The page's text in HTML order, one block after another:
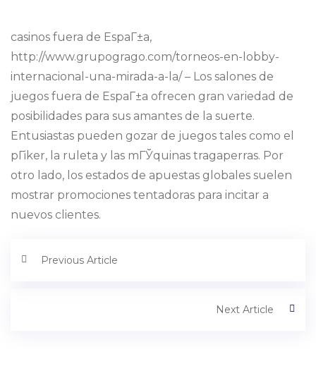
casinos fuera de EspaГ±a,
http://www.grupogrago.com/torneos-en-lobby-
internacional-una-mirada-a-la/ – Los salones de
juegos fuera de EspaГ±a ofrecen gran variedad de
posibilidades para sus amantes de la suerte.
Entusiastas pueden gozar de juegos tales como el
pГіker, la ruleta y las mГЎquinas tragaperras. Por
otro lado, los estados de apuestas globales suelen
mostrar promociones tentadoras para incitar a
nuevos clientes.
Previous Article
Next Article